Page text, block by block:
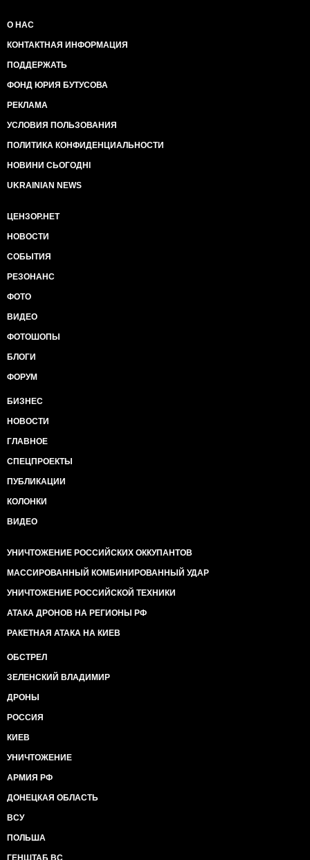
О НАС
КОНТАКТНАЯ ИНФОРМАЦИЯ
ПОДДЕРЖАТЬ
ФОНД ЮРИЯ БУТУСОВА
РЕКЛАМА
УСЛОВИЯ ПОЛЬЗОВАНИЯ
ПОЛИТИКА КОНФИДЕНЦИАЛЬНОСТИ
НОВИНИ СЬОГОДНІ
UKRAINIAN NEWS
ЦЕНЗОР.НЕТ
НОВОСТИ
СОБЫТИЯ
РЕЗОНАНС
ФОТО
ВИДЕО
ФОТОШОПЫ
БЛОГИ
ФОРУМ
БИЗНЕС
НОВОСТИ
ГЛАВНОЕ
СПЕЦПРОЕКТЫ
ПУБЛИКАЦИИ
КОЛОНКИ
ВИДЕО
УНИЧТОЖЕНИЕ РОССИЙСКИХ ОККУПАНТОВ
МАССИРОВАННЫЙ КОМБИНИРОВАННЫЙ УДАР
УНИЧТОЖЕНИЕ РОССИЙСКОЙ ТЕХНИКИ
АТАКА ДРОНОВ НА РЕГИОНЫ РФ
РАКЕТНАЯ АТАКА НА КИЕВ
ОБСТРЕЛ
ЗЕЛЕНСКИЙ ВЛАДИМИР
ДРОНЫ
РОССИЯ
КИЕВ
УНИЧТОЖЕНИЕ
АРМИЯ РФ
ДОНЕЦКАЯ ОБЛАСТЬ
ВСУ
ПОЛЬША
ГЕНШТАБ ВС